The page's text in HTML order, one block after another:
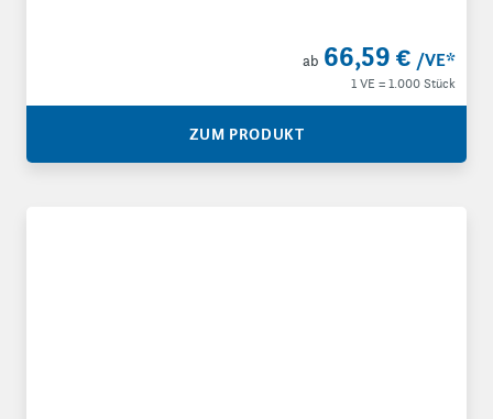
ab 66,59 € /VE*
1 VE = 1.000 Stück
ZUM PRODUKT